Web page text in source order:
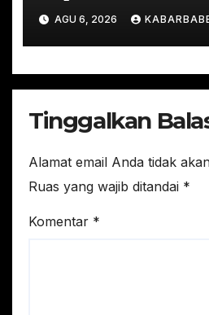
AGU 6, 2026
Tinggalkan
Alamat email Anda tidak
Ruas yang wajib ditandai *
Komentar *